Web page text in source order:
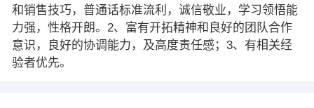
和销售技巧，普通话标准流利，诚信敬业，学习领悟能
力强，性格开朗。2、富有开拓精神和良好的团队合作
意识，良好的协调能力，及高度责任感；3、有相关经
验者优先。